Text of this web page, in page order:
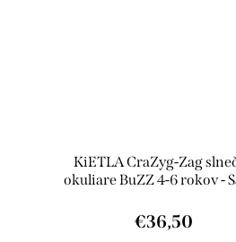
KiETLA CraZyg-Zag
okuliare BuZZ 4-6 rokov -
€36,50